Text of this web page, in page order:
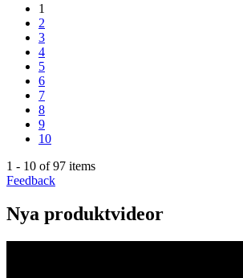
1
2
3
4
5
6
7
8
9
10
1 - 10 of 97 items
Feedback
Nya produktvideor